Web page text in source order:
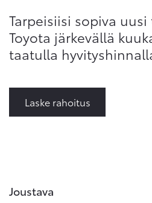
Tarpeisiisi sopiva
Toyota järkevällä
taatulla
Laske rahoitus
Joustava